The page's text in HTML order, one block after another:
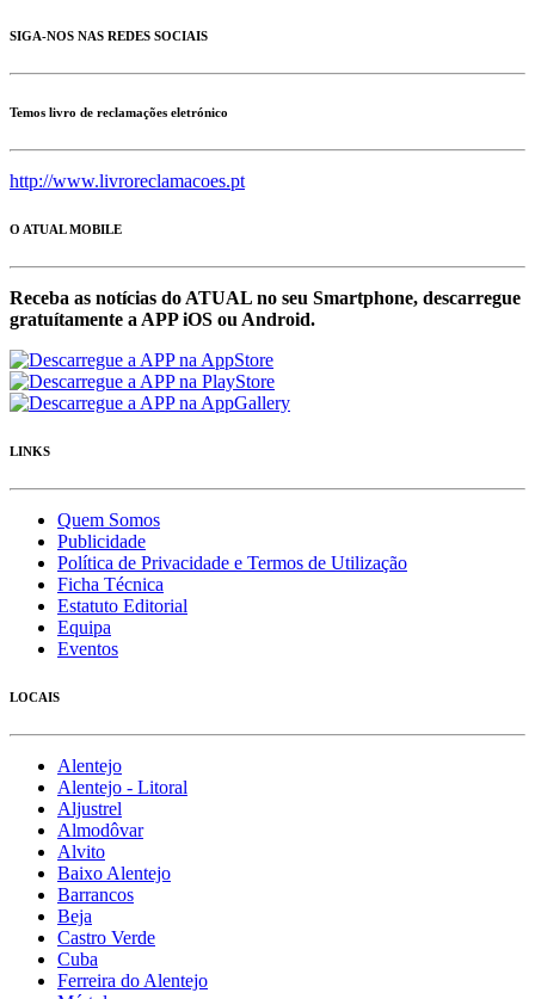
SIGA-NOS NAS REDES SOCIAIS
Temos livro de reclamações eletrónico
http://www.livroreclamacoes.pt
O ATUAL MOBILE
Receba as notícias do ATUAL no seu Smartphone, descarregue
gratuítamente a APP iOS ou Android.
LINKS
Quem Somos
Publicidade
Política de Privacidade e Termos de Utilização
Ficha Técnica
Estatuto Editorial
Equipa
Eventos
LOCAIS
Alentejo
Alentejo - Litoral
Aljustrel
Almodôvar
Alvito
Baixo Alentejo
Barrancos
Beja
Castro Verde
Cuba
Ferreira do Alentejo